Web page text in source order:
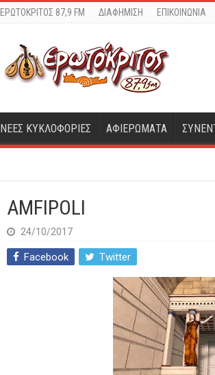
ΕΡΩΤΟΚΡΙΤΟΣ 87,9 FM ΔΙΑΦΗΜΙΣΗ ΕΠΙΚΟΙΝΩΝΙΑ
ΝΕΕΣ ΚΥΚΛΟΦΟΡΙΕΣ ΑΦΙΕΡΩΜΑΤΑ
AMFIPOLI
24/10/2017
Facebook Twitter